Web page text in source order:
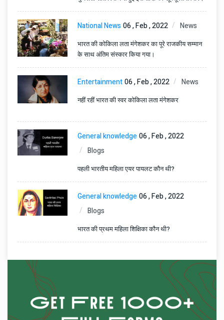
National News06 , Feb , 2022 News
भारत की कोकिला लता मंगेशकर का पूरे राजकीय सम्मान
के साथ अंतिम संस्कार किया गया।
Entertainment06 , Feb , 2022 News
नहीं रहीं भारत की स्वर कोकिला लता मंगेशकर
General knowledge06 , Feb , 2022
Blogs
पहली भारतीय महिला एयर पायलट कौन थी?
General knowledge06 , Feb , 2022
Blogs
भारत की प्रथम महिला शिक्षिका कौन थी?